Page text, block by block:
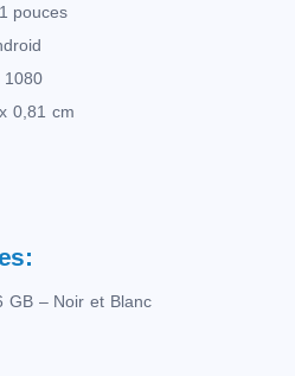
pouces
1080
0,81 cm
GB – Noir et Blanc